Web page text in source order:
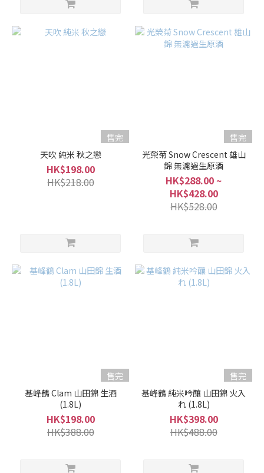
售完
天吹 純米 秋之戀
HK$198.00
HK$218.00
售完
光榮菊 Snow Crescent 雄山
錦 無濾過生原酒
HK$288.00 ~
HK$428.00
HK$528.00
售完
基峰鶴 Clam 山田錦 生酒
(1.8L)
HK$198.00
HK$388.00
售完
基峰鶴 純米吟釀 山田錦 火入
れ (1.8L)
HK$398.00
HK$488.00